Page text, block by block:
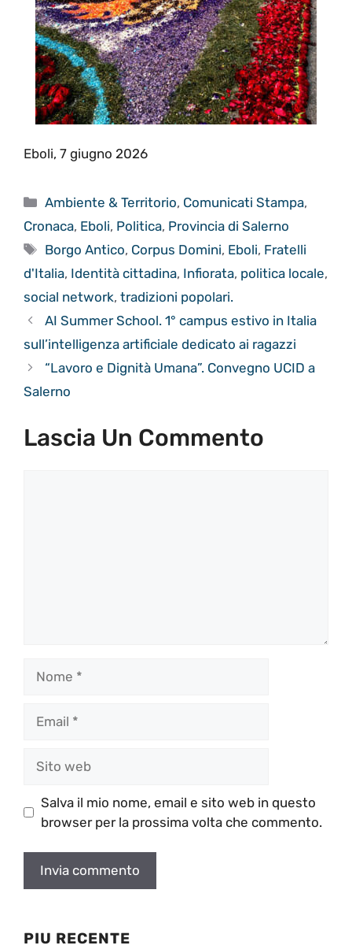
Eboli, 7 giugno 2026
Categorie
Ambiente & Territorio, Comunicati Stampa,
Cronaca, Eboli, Politica, Provincia di Salerno
Tag
Borgo Antico, Corpus Domini, Eboli, Fratelli
d'Italia, Identità cittadina, Infiorata, politica locale,
social network, tradizioni popolari.
AI Summer School. 1° campus estivo in Italia
sull’intelligenza artificiale dedicato ai ragazzi
“Lavoro e Dignità Umana”. Convegno UCID a
Salerno
Lascia Un Commento
web
Salva il mio nome, email e sito web in questo
browser per la prossima volta che commento.
PIU RECENTE